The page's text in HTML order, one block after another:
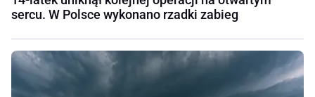
sercu. W Polsce wykonano rzadki zabieg